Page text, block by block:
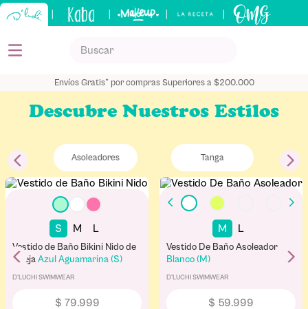
Envíos Gratis* por compras Superiores a $200.000
Descubre Nuestros Estilos
Asoleadores Tanga
S M L
Vestido de Baño Bikini Nido de
Abeja Azul Aguamarina (S)
D'LUCHI SWIMWEAR
$ 79.999
M L
Vestido De Baño Asoleador
Blanco (M)
D'LUCHI SWIMWEAR
$ 59.999
TÉRMINOS MÁS BUSCADOS
bronceador
4.
keratina
tónico